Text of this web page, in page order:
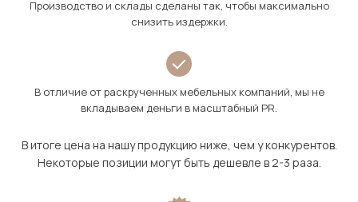
Производство и склады сделаны так, чтобы максимально
снизить издержки.
В отличие от раскрученных мебельных компаний, мы не
вкладываем деньги в масштабный PR.
В итоге цена на нашу продукцию ниже, чем у конкурентов.
Некоторые позиции могут быть дешевле в 2-3 раза.